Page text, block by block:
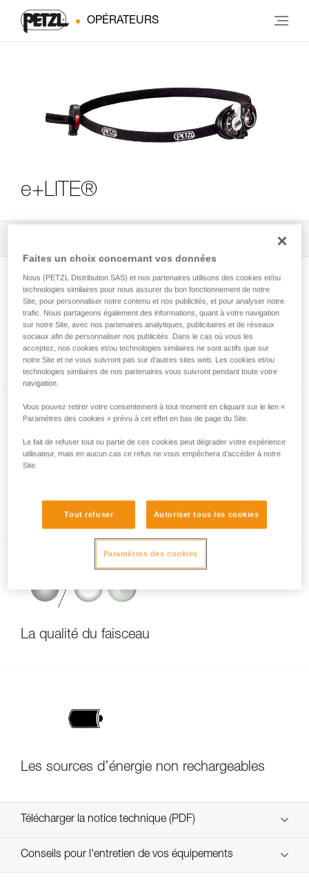
OPÉRATEURS
e+LITE®
La forme du faisceau
question de compromis
La qualité du faisceau
Les sources d’énergie non rechargeables
Télécharger la notice technique (PDF)
Technical Notice
Conseils pour l'entretien de vos équipements
Faites un choix concernant vos données
Nous (PETZL Distribution SAS) et nos partenaires utilisons des cookies et/ou
technologies similaires pour nous assurer du bon fonctionnement de notre
Site, pour personnaliser notre contenu et nos publicités, et pour analyser notre
trafic. Nous partageons également des informations, quant à votre navigation
sur notre Site, avec nos partenaires analytiques, publicitaires et de réseaux
sociaux afin de personnaliser nos publicités. Dans le cas où vous les
acceptez, nos cookies et/ou technologies similaires ne sont actifs que sur
notre Site et ne vous suivront pas sur d’autres sites web. Les cookies et/ou
technologies similaires de nos partenaires vous suivront pendant toute votre
navigation.
Vous pouvez retirer votre consentement à tout moment en cliquant sur le lien «
Paramètres des cookies » prévu à cet effet en bas de page du Site.
Le fait de refuser tout ou partie de ces cookies peut dégrader votre expérience
utilisateur, mais en aucun cas ce refus ne vous empêchera d’accéder à notre
Site.
Tout refuser Autoriser tous les cookies
Paramètres des cookies